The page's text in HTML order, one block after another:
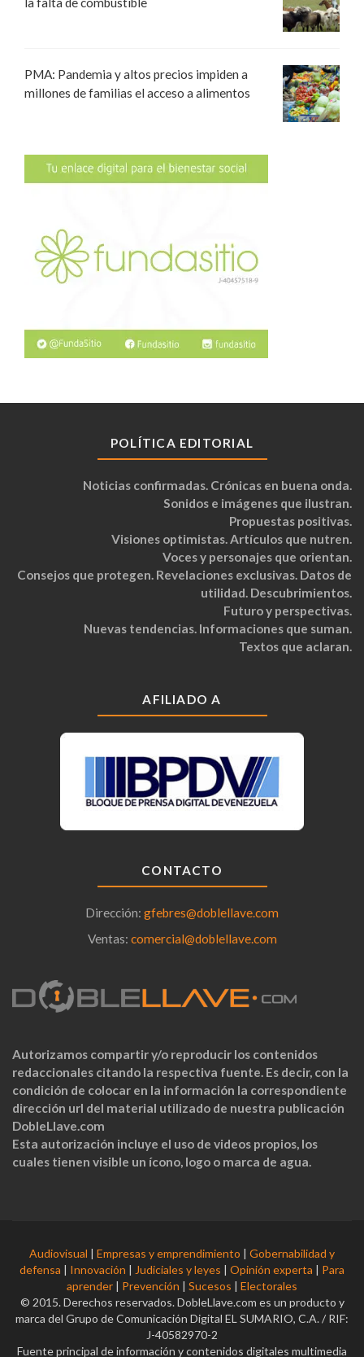
PMA: Pandemia y altos precios impiden a
millones de familias el acceso a alimentos
POLÍTICA EDITORIAL
Noticias confirmadas. Crónicas en buena onda.
Sonidos e imágenes que ilustran.
Propuestas positivas.
Visiones optimistas. Artículos que nutren.
Voces y personajes que orientan.
Consejos que protegen. Revelaciones exclusivas. Datos de
utilidad. Descubrimientos.
Futuro y perspectivas.
Nuevas tendencias. Informaciones que suman.
Textos que aclaran.
AFILIADO A
CONTACTO
Dirección: gfebres@doblellave.com
Ventas: comercial@doblellave.com
Autorizamos compartir y/o reproducir los contenidos
redaccionales citando la respectiva fuente. Es decir, con la
condición de colocar en la información la correspondiente
dirección url del material utilizado de nuestra publicación
DobleLlave.com
Esta autorización incluye el uso de videos propios, los
cuales tienen visible un ícono, logo o marca de agua.
Audiovisual | Empresas y emprendimiento | Gobernabilidad y
defensa | Innovación | Judiciales y leyes | Opinión experta | Para
aprender | Prevención | Sucesos | Electorales
© 2015. Derechos reservados. DobleLlave.com es un producto y
marca del Grupo de Comunicación Digital EL SUMARIO, C.A. / RIF:
J-40582970-2
Fuente principal de información y contenidos digitales multimedia